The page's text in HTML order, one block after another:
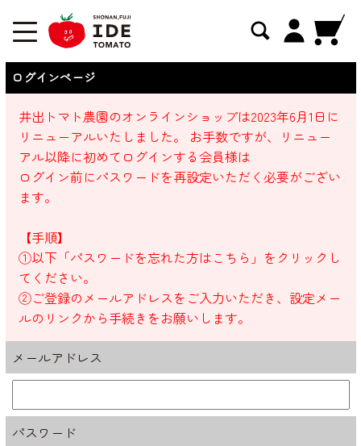
ログインページ
井出トマト農園のオンラインショップは2023年6月1日に
リニューアルいたしました。 お手数ですが、リニュー
アル以降に初めてログインする会員様は
ログイン前にパスワードを再設定いただく必要がござい
ます。
【手順】
①以下「パスワードを忘れた方はこちら」をクリックし
てください。
②ご登録のメールアドレスをご入力いただき、設定メー
ルのリンクから手続きをお願いします。
メールアドレス
パスワード